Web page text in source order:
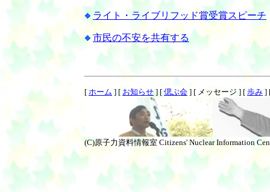
ライト・ライブリフッド賞受賞スピーチ
市民の不安を共有する
[ ホーム ] [ お知らせ] [ 偲ぶ会 ] [ メッセージ ] [ 歩み ]
(C)原子力資料情報室 Citizens' Nuclear Information